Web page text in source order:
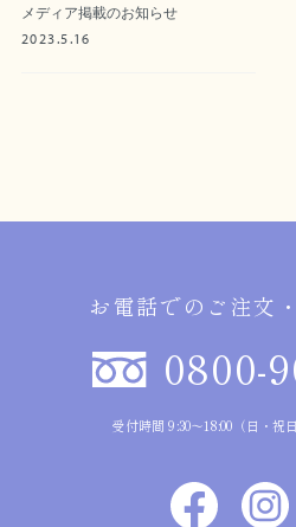
メディア掲載のお知らせ
2023.5.16
お電話でのご注文
0800-
受付時間 9:30～18:00（日・祝